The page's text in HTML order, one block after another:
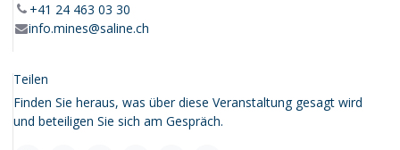
+41 24 463 03 30
info.mines@saline.ch
Teilen
Finden Sie heraus, was über diese Veranstaltung gesagt wird
und beteiligen Sie sich am Gespräch.